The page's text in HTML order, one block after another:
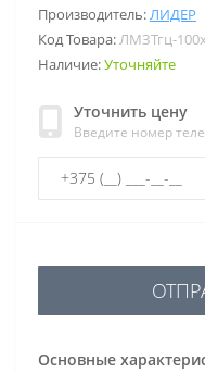
Производитель:ЛИДЕР
Код Товара:ЛМЗТгц-
Наличие:Уточняйте
Уточнить цену
Введите номер
Основные